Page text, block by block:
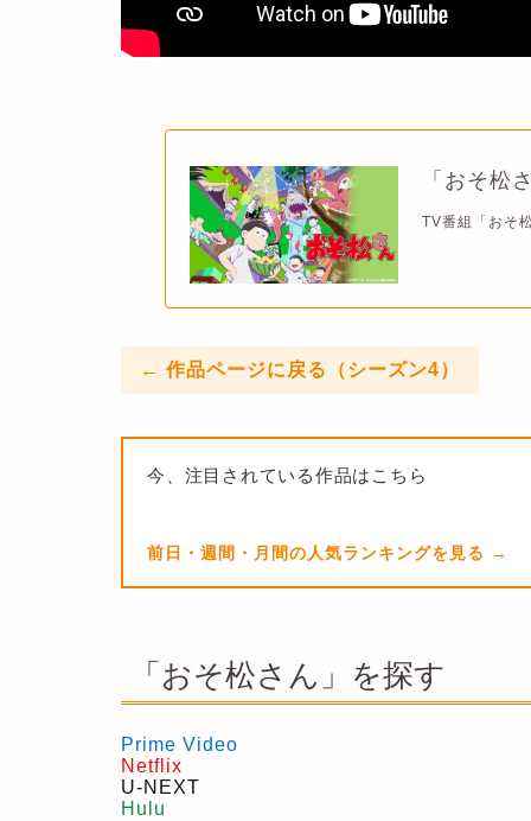
「おそ松
TV番組「おそ
← 作品ページに戻る（シーズン4）
今、注目されている作品はこちら
前日・週間・月間の人気ランキングを見る
「おそ松さん」を探す
Prime Video
Netflix
U-NEXT
Hulu